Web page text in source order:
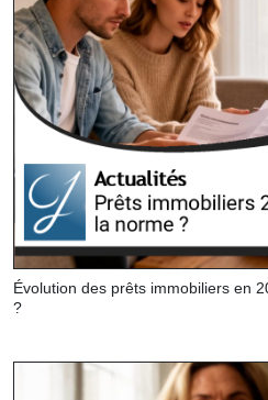
Évolution des prêts immobiliers en
?